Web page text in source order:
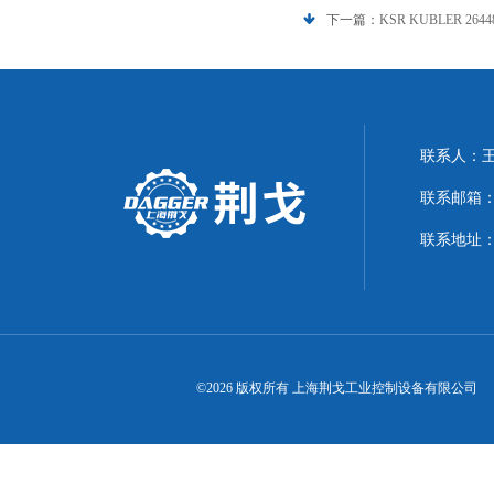
下一篇： KSR KUBLER
联系人：
联系邮箱
联系地址
©2026 版权所有 上海荆戈工业控制设备有限公司